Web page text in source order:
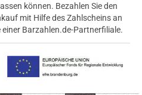
können. Bezahlen Sie den
mit Hilfe des Zahlscheins an
einer Barzahlen.de-Partnerfiliale.